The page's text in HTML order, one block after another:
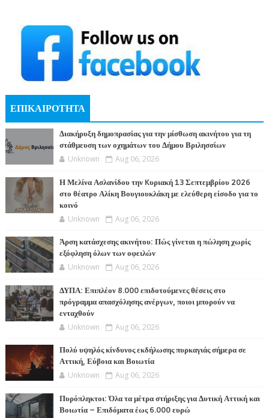
ΕΠΙΚΑΙΡΟΤΗΤΑ
Διακήρυξη δημοπρασίας για την μίσθωση ακινήτου για τη
στάθμευση των οχημάτων του Δήμου Βριλησσίων
Unknown Aug 06, 2026
Η Μελίνα Ασλανίδου την Kυριακή 13 Σεπτεμβρίου 2026
στο θέατρο Αλίκη Βουγιουκλάκη με ελεύθερη είσοδο για το
κοινό
Unknown Aug 06, 2026
Άρση κατάσχεσης ακινήτου: Πώς γίνεται η πώληση χωρίς
εξόφληση όλων των οφειλών
Unknown Aug 06, 2026
ΔΥΠΑ: Επιπλέον 8.000 επιδοτούμενες θέσεις στο
πρόγραμμα απασχόλησης ανέργων, ποιοι μπορούν να
ενταχθούν
Unknown Aug 06, 2026
Πολύ υψηλός κίνδυνος εκδήλωσης πυρκαγιάς σήμερα σε
Αττική, Εύβοια και Βοιωτία
Unknown Aug 06, 2026
Πυρόπληκτοι: Όλα τα μέτρα στήριξης για Δυτική Αττική και
Βοιωτία – Επιδόματα έως 6.000 ευρώ